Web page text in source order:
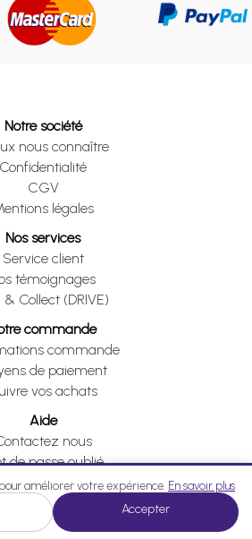
Notre société
nous connaître
Confidentialité
CGV
légales
Nos services
Service client
témoignages
& Collect (DRIVE)
commande
commande
de paiement
vos achats
Aide
nous
de passe oublié
Je me rétracte
Je me rétracte
améliorer votre expérience. En savoir plus
Accepter